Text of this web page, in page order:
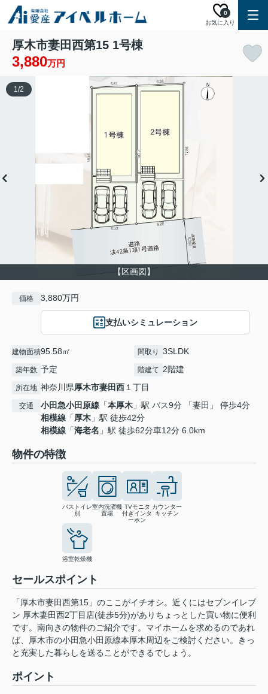
お気に入り
0
厚木市妻田西第15 1号棟
3,880万円
【区画図】
1/2
価格 3,880万円
支払いシミュレーション
建物面積95.58㎡ 間取り 3SLDK
築年数 予定 階建て 2階建
所在地 神奈川県厚木市妻田西１丁目
交通 小田急小田原線 「本厚木 」駅 バス9分 「妻田」 停歩4分
相模線 「厚木 」駅 徒歩42分
相模線 「海老名 」駅 徒歩62分車12分 6.0km
物件の特徴
バストイレ
別
室内洗濯機
置場
TVモニタ
付きインタ
ーホン
カウンター
キッチン
浴室乾燥機
セールスポイント
「厚木市妻田西第15」のここがイチオシ。近くにはセブンイレブ
ン 厚木妻田西2丁目店(徒歩5分)がありちょっとした買い物に便利
です。南向きの物件のご紹介です。マイホームを求めるのであれ
ば、厚木市の小田急小田原線本厚木周辺をご検討ください。きっ
と充実した暮らしを送ることができるでしょう。
ポイント